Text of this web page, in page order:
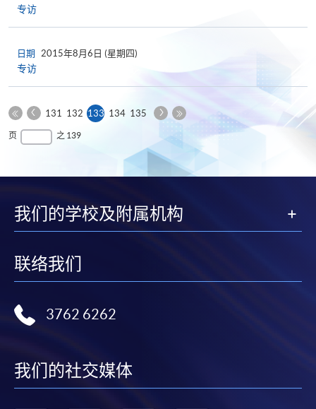
专访
日期 2015年8月6日 (星期四)
专访
第
一
上 131 132 133本134 135
下
页
最
页 之 139
我们的学校及附属机构
联络我们
3762 6262
我们的社交媒体